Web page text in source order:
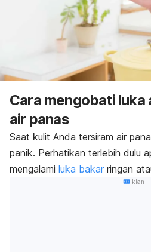
Cara mengobati
air panas
Saat kulit Anda tersiram air
panik. Perhatikan terlebih dulu
mengalami luka bakar ringan
Iklan